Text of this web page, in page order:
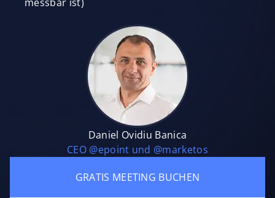
Daniel Ovidiu Banica
CEO @epoint und @marketos
GRATIS MEETING BUCHEN